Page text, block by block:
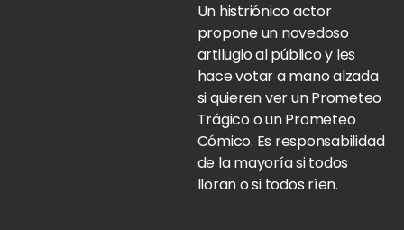
Un histriónico actor
propone un novedoso
artilugio al público y les
hace votar a mano alzada
si quieren ver un Prometeo
Trágico o un Prometeo
Cómico. Es responsabilidad
de la mayoría si todos
lloran o si todos ríen.